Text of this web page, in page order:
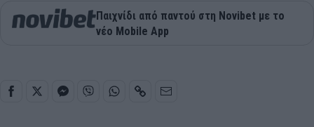
Παιχνίδι από παντού στη Novibet με το
νέο Mobile App